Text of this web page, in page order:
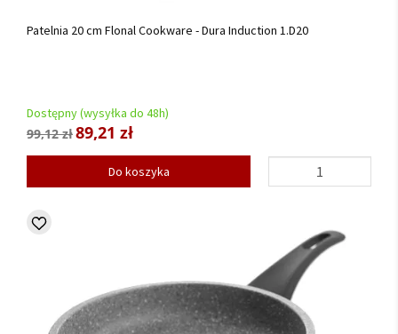
Patelnia 20 cm Flonal Cookware - Dura Induction 1.D20
Dostępny (wysyłka do 48h)
99,12 zł89,21 zł
Do koszyka